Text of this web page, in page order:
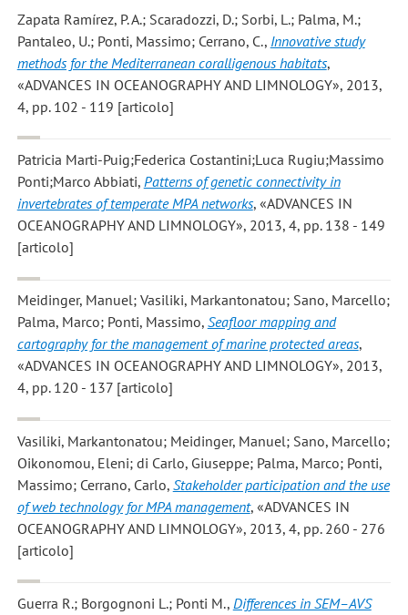
Zapata Ramírez, P. A.; Scaradozzi, D.; Sorbi, L.; Palma, M.;
Pantaleo, U.; Ponti, Massimo; Cerrano, C., Innovative study
methods for the Mediterranean coralligenous habitats,
«ADVANCES IN OCEANOGRAPHY AND LIMNOLOGY», 2013,
4, pp. 102 - 119 [articolo]
Patricia Marti-Puig;Federica Costantini;Luca Rugiu;Massimo
Ponti;Marco Abbiati, Patterns of genetic connectivity in
invertebrates of temperate MPA networks, «ADVANCES IN
OCEANOGRAPHY AND LIMNOLOGY», 2013, 4, pp. 138 - 149
[articolo]
Meidinger, Manuel; Vasiliki, Markantonatou; Sano, Marcello;
Palma, Marco; Ponti, Massimo, Seafloor mapping and
cartography for the management of marine protected areas,
«ADVANCES IN OCEANOGRAPHY AND LIMNOLOGY», 2013,
4, pp. 120 - 137 [articolo]
Vasiliki, Markantonatou; Meidinger, Manuel; Sano, Marcello;
Oikonomou, Eleni; di Carlo, Giuseppe; Palma, Marco; Ponti,
Massimo; Cerrano, Carlo, Stakeholder participation and the use
of web technology for MPA management, «ADVANCES IN
OCEANOGRAPHY AND LIMNOLOGY», 2013, 4, pp. 260 - 276
[articolo]
Guerra R.; Borgognoni L.; Ponti M., Differences in SEM–AVS